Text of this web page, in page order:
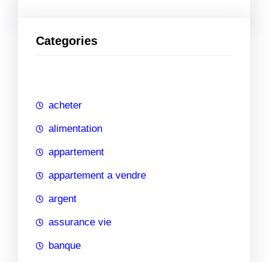
h
Categories
acheter
alimentation
appartement
appartement a vendre
argent
assurance vie
banque